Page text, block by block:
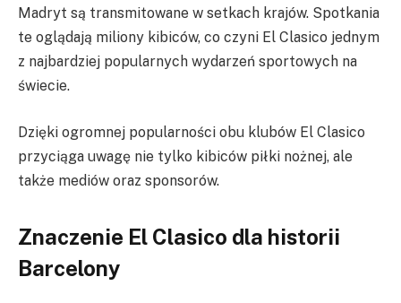
Madryt są transmitowane w setkach krajów. Spotkania
te oglądają miliony kibiców, co czyni El Clasico jednym
z najbardziej popularnych wydarzeń sportowych na
świecie.
Dzięki ogromnej popularności obu klubów El Clasico
przyciąga uwagę nie tylko kibiców piłki nożnej, ale
także mediów oraz sponsorów.
Znaczenie El Clasico dla historii
Barcelony